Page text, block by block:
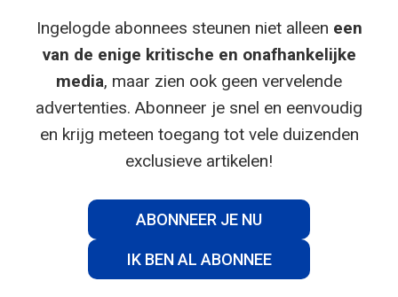
Ingelogde abonnees steunen niet alleen een
van de enige kritische en onafhankelijke
media, maar zien ook geen vervelende
advertenties. Abonneer je snel en eenvoudig
en krijg meteen toegang tot vele duizenden
exclusieve artikelen!
ABONNEER JE NU
IK BEN AL ABONNEE